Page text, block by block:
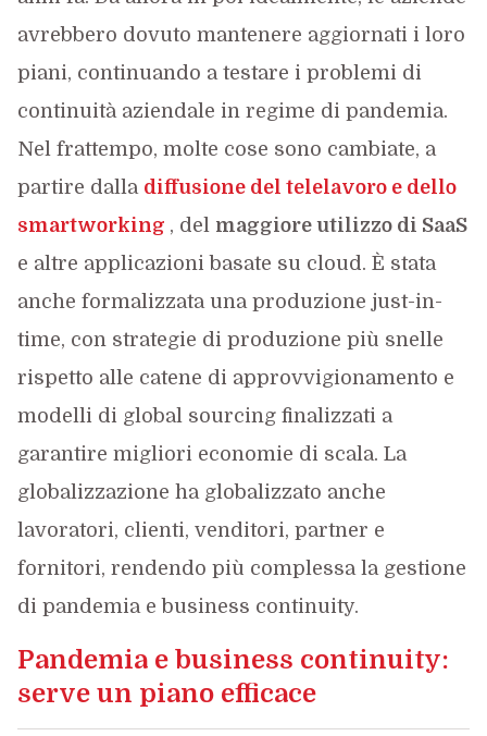
avrebbero dovuto mantenere aggiornati i loro
piani, continuando a testare i problemi di
continuità aziendale in regime di pandemia.
Nel frattempo, molte cose sono cambiate, a
partire dalla diffusione del telelavoro e dello
smartworking , del maggiore utilizzo di SaaS
e altre applicazioni basate su cloud. È stata
anche formalizzata una produzione just-in-
time, con strategie di produzione più snelle
rispetto alle catene di approvvigionamento e
modelli di global sourcing finalizzati a
garantire migliori economie di scala. La
globalizzazione ha globalizzato anche
lavoratori, clienti, venditori, partner e
fornitori, rendendo più complessa la gestione
di pandemia e business continuity.
Pandemia e business continuity:
serve un piano efficace